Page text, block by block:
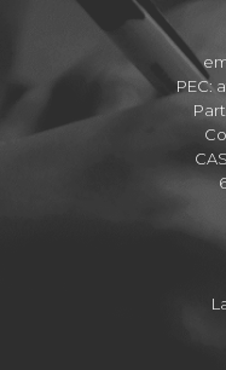
PEC: